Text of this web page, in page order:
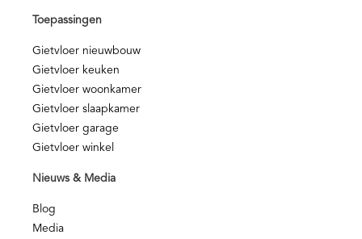
Toepassingen
Gietvloer nieuwbouw
Gietvloer keuken
Gietvloer woonkamer
Gietvloer slaapkamer
Gietvloer garage
Gietvloer winkel
Nieuws & Media
Blog
Media